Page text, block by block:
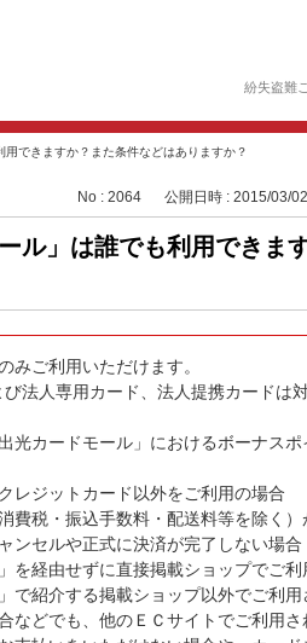
紛失盗難
用できますか？また条件などはありますか？
No : 2064 公開日時 : 2015/03/
ル」は誰でも利用できま
みご利用いただけます。
法人専用カード、法人提携カードは対
光カードモール」におけるボーナス
レジットカード以外をご利用の場合
費税・振込手数料・配送料等を除く
ンセルや正式に決済が完了しない場合
を経由せずに直接掲載ショップでご
で紹介する掲載ショップ以外でご利
などでも、他のＥＣサイトでご利用さ